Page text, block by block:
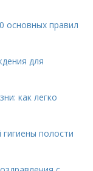
основных правил
для
как легко
полости